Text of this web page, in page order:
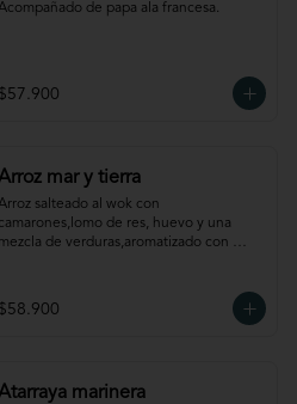
de papa ala francesa.
$57.900
mar y tierra
salteado al wok con
camarones,lomo de res, huevo y una
mezcla de verduras,aromatizado con
$58.900
marinera